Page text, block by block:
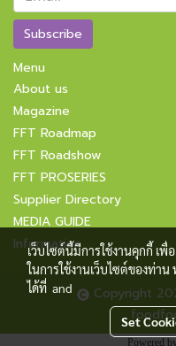
Subscribe
Menu
About us
Magazine
FFT Roadmap
FFT Roadshow
FFT PROSERIES
Supplier Directory
MEDIA GUIDE
Information
Copyright
Powered
เว็บไซต์นี้มีการใช้งานคุกกี้ เ
ในการใช้งานเว็บไซต์ของท่า
ได้ที่ and
Set